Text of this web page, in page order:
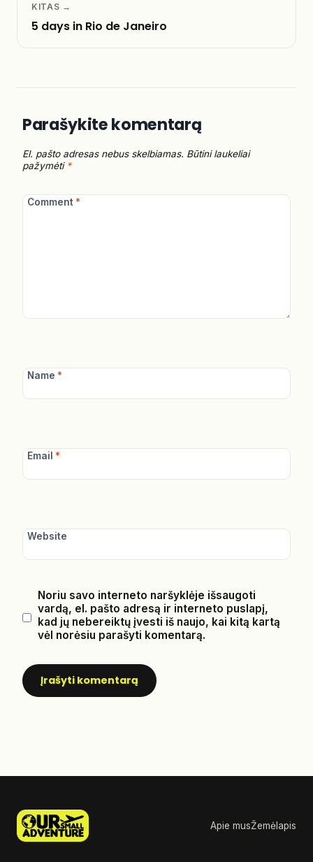
KITAS →
5 days in Rio de Janeiro
Parašykite komentarą
El. pašto adresas nebus skelbiamas. Būtini laukeliai
pažymėti *
Comment *
Name *
Email *
Website
Noriu savo interneto naršyklėje išsaugoti
vardą, el. pašto adresą ir interneto puslapį,
kad jų nebereiktų įvesti iš naujo, kai kitą kartą
vėl norėsiu parašyti komentarą.
Apie musŽemėlapis